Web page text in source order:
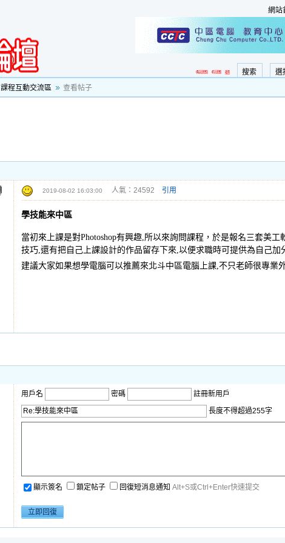
網站
選
搜索
課程互動交流區 查看帖子
2019-08-02 16:03:00 人氣：24592 引用
學技能來中區
當初來上課是對Photoshop有興趣,所以來詢問課程，於是報名三套美
技巧,還有把自己上課設計的作品留存下來,以便求職時可提供為自己加
建議大家如果想學電腦可以推薦來北斗中區電腦上課,不只老師很專業
用戶名 密碼
註冊新用戶
長度不得超過255字
顯示簽名 鎖定帖子 回復短消息通知 Alt+S或Ctrl+Enter快速提交